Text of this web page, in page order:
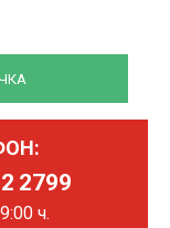
2799
ч.